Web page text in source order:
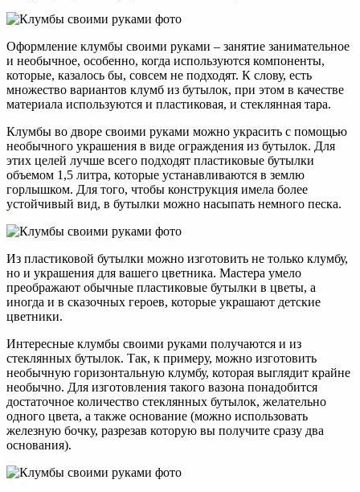
Оформление клумбы своими руками – занятие занимательное
и необычное, особенно, когда используются компоненты,
которые, казалось бы, совсем не подходят. К слову, есть
множество вариантов клумб из бутылок, при этом в качестве
материала используются и пластиковая, и стеклянная тара.
Клумбы во дворе своими руками можно украсить с помощью
необычного украшения в виде ограждения из бутылок. Для
этих целей лучше всего подходят пластиковые бутылки
объемом 1,5 литра, которые устанавливаются в землю
горлышком. Для того, чтобы конструкция имела более
устойчивый вид, в бутылки можно насыпать немного песка.
Из пластиковой бутылки можно изготовить не только клумбу,
но и украшения для вашего цветника. Мастера умело
преображают обычные пластиковые бутылки в цветы, а
иногда и в сказочных героев, которые украшают детские
цветники.
Интересные клумбы своими руками получаются и из
стеклянных бутылок. Так, к примеру, можно изготовить
необычную горизонтальную клумбу, которая выглядит крайне
необычно. Для изготовления такого вазона понадобится
достаточное количество стеклянных бутылок, желательно
одного цвета, а также основание (можно использовать
железную бочку, разрезав которую вы получите сразу два
основания).